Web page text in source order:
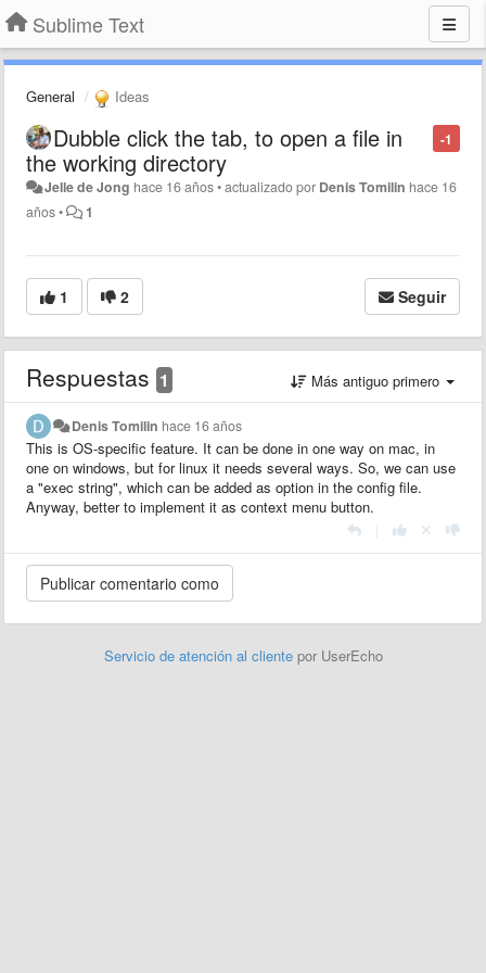
Sublime Text
General Ideas
-1
Dubble click the tab, to open a file in
the working directory
Jelle de Jong hace 16 años•actualizado por Denis Tomilin hace 16
años• 1
1 2 Seguir
Respuestas 1 Más antiguo primero
Denis Tomilin hace 16 años
This is OS-specific feature. It can be done in one way on mac, in
one on windows, but for linux it needs several ways. So, we can use
a "exec string", which can be added as option in the config file.
Anyway, better to implement it as context menu button.
Servicio de atención al cliente por UserEcho